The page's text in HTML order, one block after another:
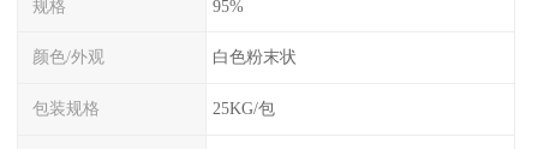
规格 95%
颜色/外观 白色粉末状
包装规格 25KG/包